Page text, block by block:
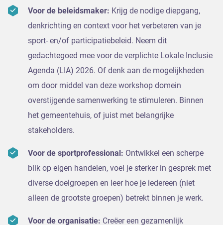
Voor de beleidsmaker: Krijg de nodige diepgang,
denkrichting en context voor het verbeteren van je
sport- en/of participatiebeleid. Neem dit
gedachtegoed mee voor de verplichte Lokale Inclusie
Agenda (LIA) 2026. Of denk aan de mogelijkheden
om door middel van deze workshop domein
overstijgende samenwerking te stimuleren. Binnen
het gemeentehuis, of juist met belangrijke
stakeholders.
Voor de sportprofessional: Ontwikkel een scherpe
blik op eigen handelen, voel je sterker in gesprek met
diverse doelgroepen en leer hoe je iedereen (niet
alleen de grootste groepen) betrekt binnen je werk.
Voor de organisatie: Creëer een gezamenlijk